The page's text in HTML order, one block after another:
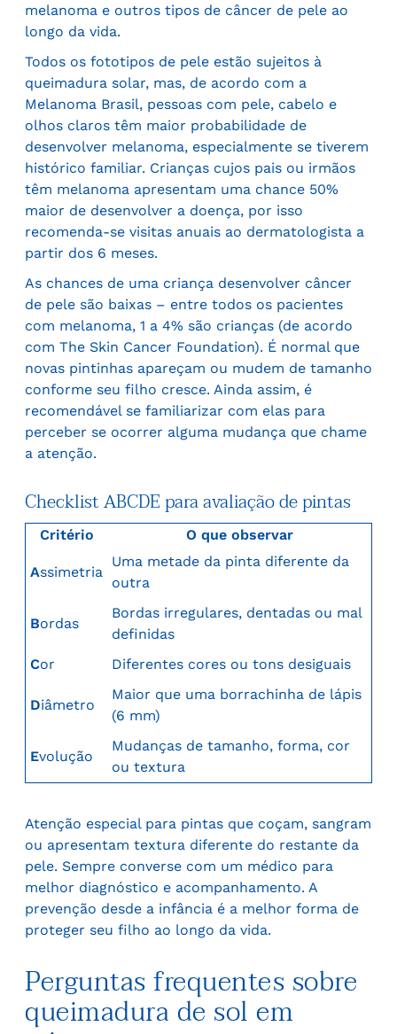
melanoma e outros tipos de câncer de pele ao
longo da vida.
Todos os fototipos de pele estão sujeitos à
queimadura solar, mas, de acordo com a
Melanoma Brasil, pessoas com pele, cabelo e
olhos claros têm maior probabilidade de
desenvolver melanoma, especialmente se tiverem
histórico familiar. Crianças cujos pais ou irmãos
têm melanoma apresentam uma chance 50%
maior de desenvolver a doença, por isso
recomenda-se visitas anuais ao dermatologista a
partir dos 6 meses.
As chances de uma criança desenvolver câncer
de pele são baixas – entre todos os pacientes
com melanoma, 1 a 4% são crianças (de acordo
com The Skin Cancer Foundation). É normal que
novas pintinhas apareçam ou mudem de tamanho
conforme seu filho cresce. Ainda assim, é
recomendável se familiarizar com elas para
perceber se ocorrer alguma mudança que chame
a atenção.
Checklist ABCDE para avaliação de pintas
Critério O que observar
Assimetria
Uma metade da pinta diferente da
outra
Bordas
Bordas irregulares, dentadas ou mal
definidas
Cor Diferentes cores ou tons desiguais
Diâmetro
Maior que uma borrachinha de lápis
(6 mm)
Evolução
Mudanças de tamanho, forma, cor
ou textura
Atenção especial para pintas que coçam, sangram
ou apresentam textura diferente do restante da
pele. Sempre converse com um médico para
melhor diagnóstico e acompanhamento. A
prevenção desde a infância é a melhor forma de
proteger seu filho ao longo da vida.
Perguntas frequentes sobre
queimadura de sol em